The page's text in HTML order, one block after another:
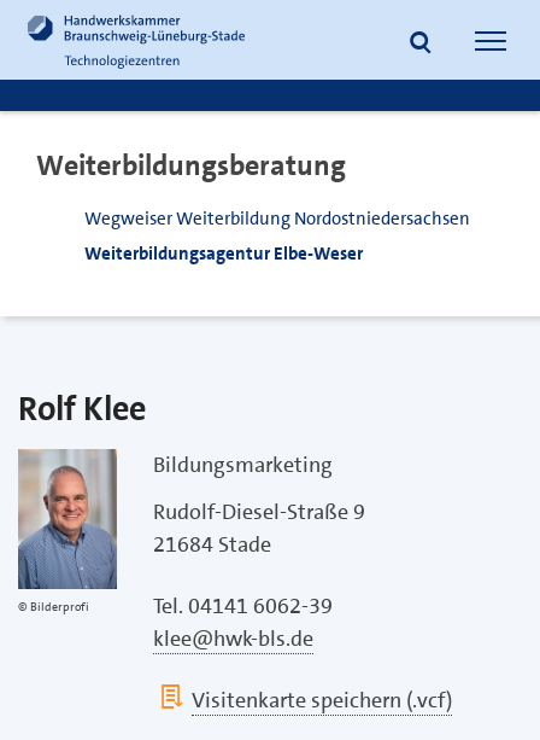
zum
Inhalt
springen
Fußzeile
springen
Suche
Weiterbildungsberatung
Wegweiser Weiterbildung Nordostniedersachsen
Weiterbildungsagentur Elbe-Weser
Rolf Klee
Bilderprofi
Bildungsmarketing
Rudolf-Diesel-Straße 9
21684 Stade
Tel. 04141 6062-39
klee@hwk-bls.de
Visitenkarte speichern (.vcf)